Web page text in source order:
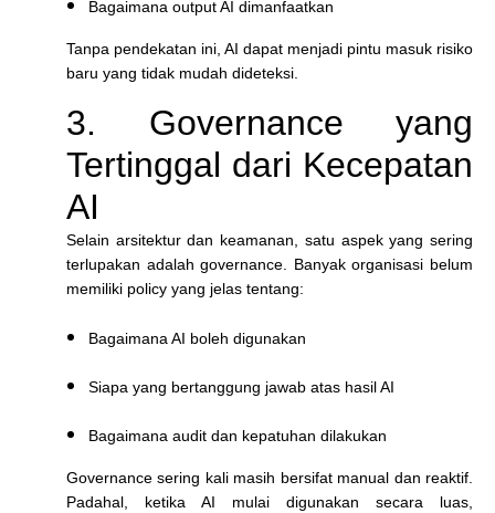
Bagaimana output AI dimanfaatkan
Tanpa pendekatan ini, AI dapat menjadi pintu masuk risiko
baru yang tidak mudah dideteksi.
3. Governance yang
Tertinggal dari Kecepatan
AI
Selain arsitektur dan keamanan, satu aspek yang sering
terlupakan adalah governance. Banyak organisasi belum
memiliki policy yang jelas tentang:
Bagaimana AI boleh digunakan
Siapa yang bertanggung jawab atas hasil AI
Bagaimana audit dan kepatuhan dilakukan
Governance sering kali masih bersifat manual dan reaktif.
Padahal, ketika AI mulai digunakan secara luas,